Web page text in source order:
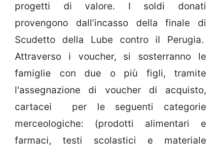
progetti di valore. I soldi donati
provengono dall’incasso della finale di
Scudetto della Lube contro il Perugia.
Attraverso i voucher, si sosterranno le
famiglie con due o più figli, tramite
l'assegnazione di voucher di acquisto,
cartacei per le seguenti categorie
merceologiche: (prodotti alimentari e
farmaci, testi scolastici e materiale